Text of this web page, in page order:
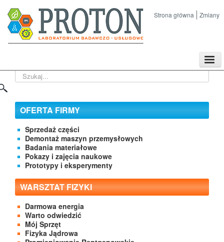
Strona główna Zmiany
Kontakt
Szukaj...
OFERTA FIRMY
Sprzedaż części
Demontaż maszyn przemysłowych
Badania materiałowe
Pokazy i zajęcia naukowe
Prototypy i eksperymenty
WARSZTAT FIZYKI
Darmowa energia
Warto odwiedzić
Mój Sprzęt
Fizyka Jądrowa